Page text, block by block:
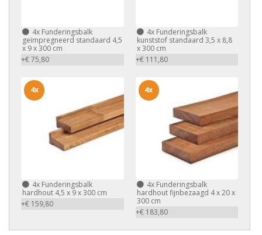
4x Funderingsbalk
geïmpregneerd standaard 4,5
x 9 x 300 cm
+€ 75,80
4xFunderingsbalk
kunststof standaard 3,5 x 8,8
x 300 cm
+€ 111,80
4x Funderingsbalk
hardhout 4,5 x 9 x 300 cm
+€ 159,80
4x
4xFunderingsbalk
hardhout fijnbezaagd 4 x 20 x
300 cm
+€ 183,80
4x